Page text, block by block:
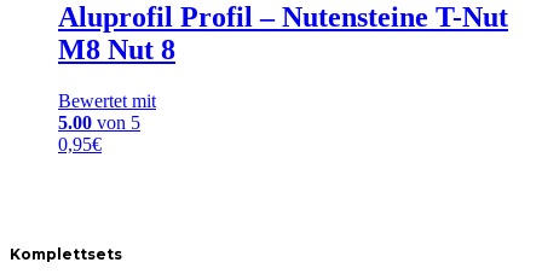
Aluprofil Profil – Nutensteine T-Nut
M8 Nut 8
Bewertet mit
5.00 von 5
0,95€
Komplettsets